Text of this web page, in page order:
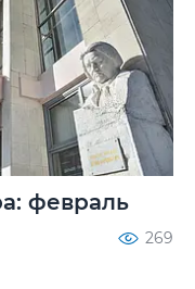
февраль
269